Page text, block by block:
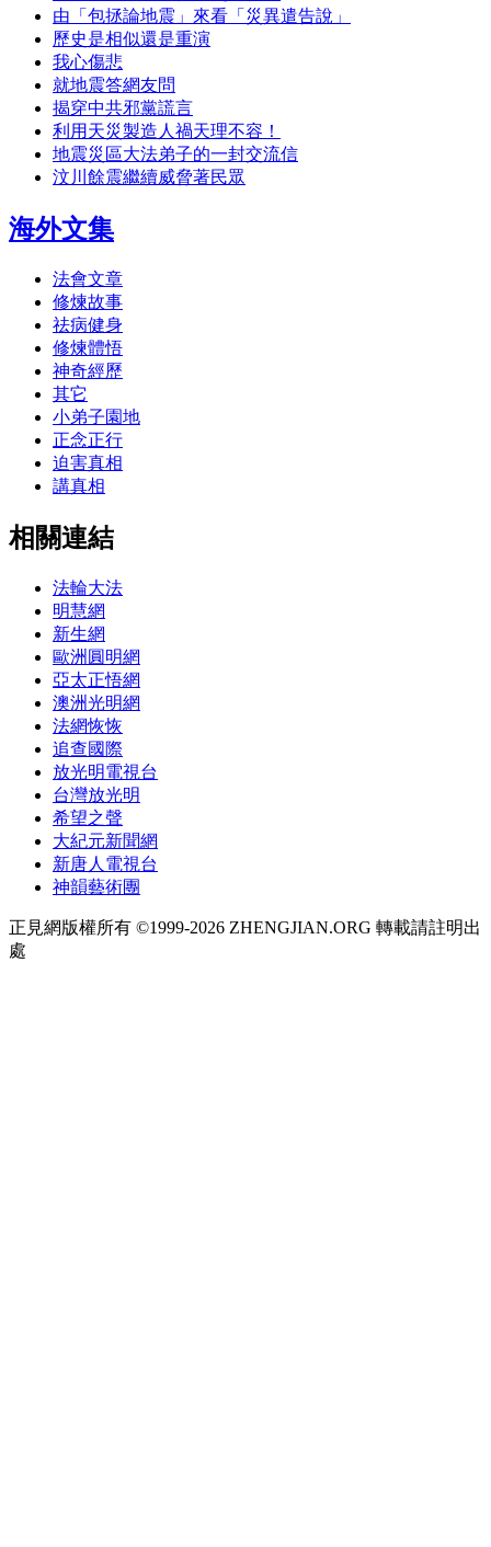
由「包拯論地震」來看「災異遣告說」
歷史是相似還是重演
我心傷悲
就地震答網友問
揭穿中共邪黨謊言
利用天災製造人禍天理不容！
地震災區大法弟子的一封交流信
汶川餘震繼續威脅著民眾
海外文集
法會文章
修煉故事
祛病健身
修煉體悟
神奇經歷
其它
小弟子園地
正念正行
迫害真相
講真相
相關連結
法輪大法
明慧網
新生網
歐洲圓明網
亞太正悟網
澳洲光明網
法網恢恢
追查國際
放光明電視台
台灣放光明
希望之聲
大紀元新聞網
新唐人電視台
神韻藝術團
正見網版權所有 ©1999-2026 ZHENGJIAN.ORG 轉載請註明出
處